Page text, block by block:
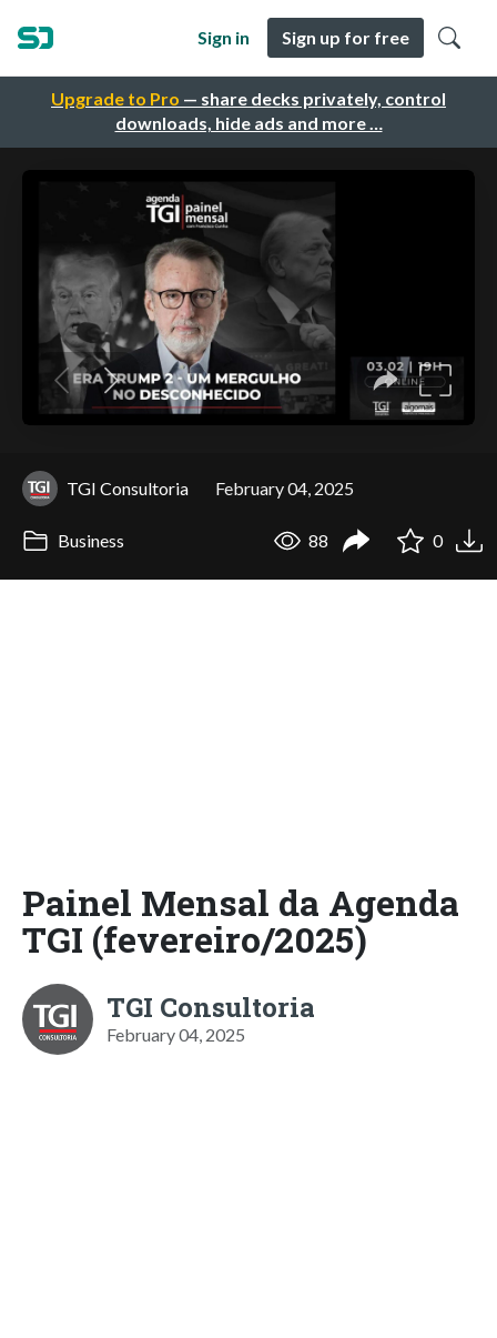
Upgrade to Pro — share decks privately, control
downloads, hide ads and more …
Sign in Sign up for free
TGI Consultoria February 04, 2025
Business 88 0
Painel Mensal da Agenda
TGI (fevereiro/2025)
TGI Consultoria
February 04, 2025